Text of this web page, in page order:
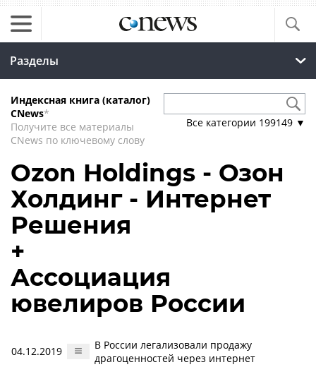
Разделы
Индексная книга (каталог)
CNews*
Получите все материалы
CNews по ключевому слову
Все категории 199149 ▼
Ozon Holdings - Озон
Холдинг - Интернет
Решения
+
Ассоциация
ювелиров России
04.12.2019
В России легализовали продажу
драгоценностей через интернет